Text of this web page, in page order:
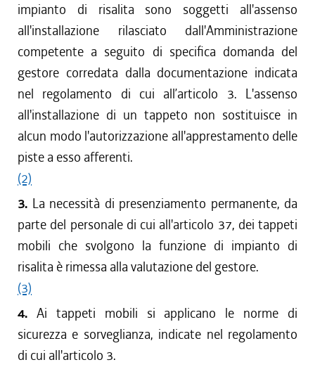
impianto di risalita sono soggetti all'assenso
all'installazione rilasciato dall'Amministrazione
competente a seguito di specifica domanda del
gestore corredata dalla documentazione indicata
nel regolamento di cui all’articolo 3. L'assenso
all'installazione di un tappeto non sostituisce in
alcun modo l'autorizzazione all'apprestamento delle
piste a esso afferenti.
(2)
3. La necessità di presenziamento permanente, da
parte del personale di cui all'articolo 37, dei tappeti
mobili che svolgono la funzione di impianto di
risalita è rimessa alla valutazione del gestore.
(3)
4. Ai tappeti mobili si applicano le norme di
sicurezza e sorveglianza, indicate nel regolamento
di cui all'articolo 3.